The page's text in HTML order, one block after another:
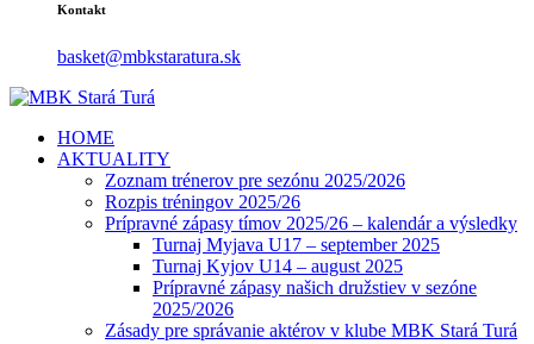
Kontakt
basket@mbkstaratura.sk
HOME
AKTUALITY
Zoznam trénerov pre sezónu 2025/2026
Rozpis tréningov 2025/26
Prípravné zápasy tímov 2025/26 – kalendár a výsledky
Turnaj Myjava U17 – september 2025
Turnaj Kyjov U14 – august 2025
Prípravné zápasy našich družstiev v sezóne
2025/2026
Zásady pre správanie aktérov v klube MBK Stará Turá